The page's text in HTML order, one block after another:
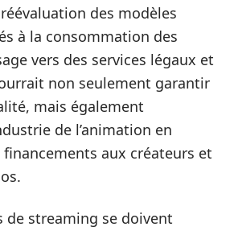
des modèles
à la consommation des
vers des services légaux et
non seulement garantir
mais également
de l’animation en
aux créateurs et
de streaming se doivent